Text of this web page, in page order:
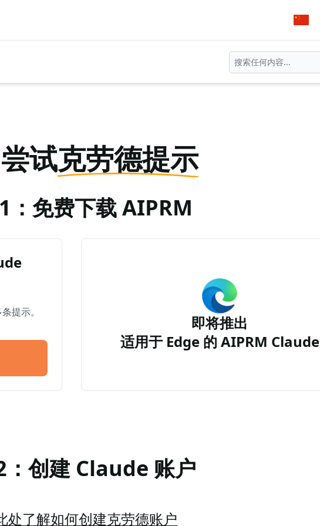
试克劳德提示
：免费下载 AIPRM
提示。
即将推出
适用于 Edge 的 AIPRM Claude
：创建 Claude 账户
处了解如何创建克劳德账户